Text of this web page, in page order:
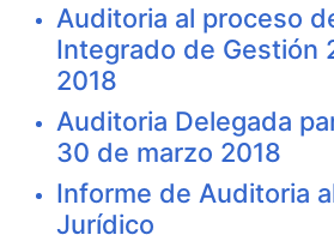
Auditoria al proceso
Integrado de Gestión
2018
Auditoria Delegada
30 de marzo 2018
Informe de Auditoria
Jurídico